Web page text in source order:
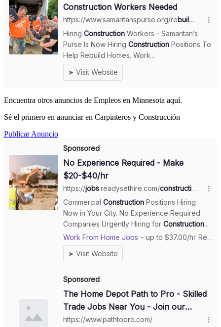
Encuentra otros anuncios de Empleos en Minnesota aquí.
Sé el primero en anunciar en Carpinteros y Construcción
Publicar Anuncio